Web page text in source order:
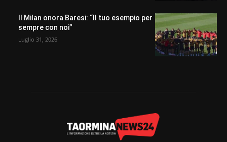
Il Milan onora Baresi: “Il tuo esempio per
sempre con noi”
Luglio 31, 2026